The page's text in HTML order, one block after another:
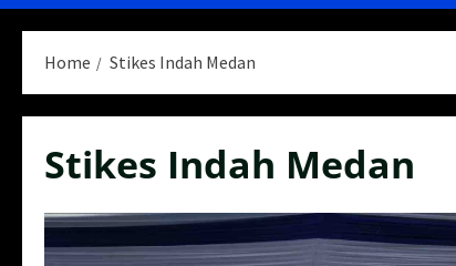
Home Stikes Indah Medan
Stikes Indah Medan